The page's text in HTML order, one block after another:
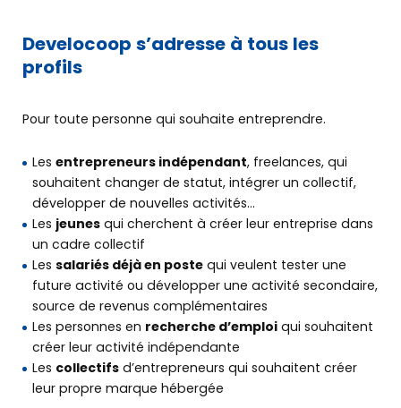
PRENDRE RENDEZ-VOUS
OÙ NOUS TROUVER
Développer
mon entreprise
Me former
L’offre BGE
Agenda
Develocoop s’adresse à tous les
profils
Pour toute personne qui souhaite entreprendre.
Lesentrepreneurs indépendant, freelances, qui
souhaitent changer de statut, intégrer un collectif,
développer de nouvelles activités…
Les jeunes qui cherchent à créer leur entreprise dans
un cadre collectif
Lessalariés déjà en poste qui veulent tester une
future activité ou développer une activité secondaire,
source de revenus complémentaires
Les personnes en recherche d’emploi qui souhaitent
créer leur activité indépendante
Les collectifs d’entrepreneurs qui souhaitent créer
leur propre marque hébergée